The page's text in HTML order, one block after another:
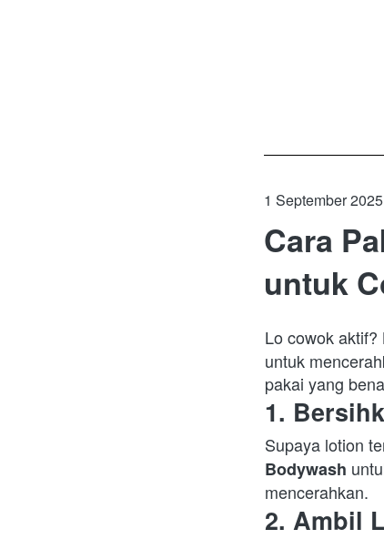
1 September
Cara
untuk
Lo cowok
untuk
pakai yang
1.
Supaya lotion
Bodywash
mencerahkan.
2. Ambil